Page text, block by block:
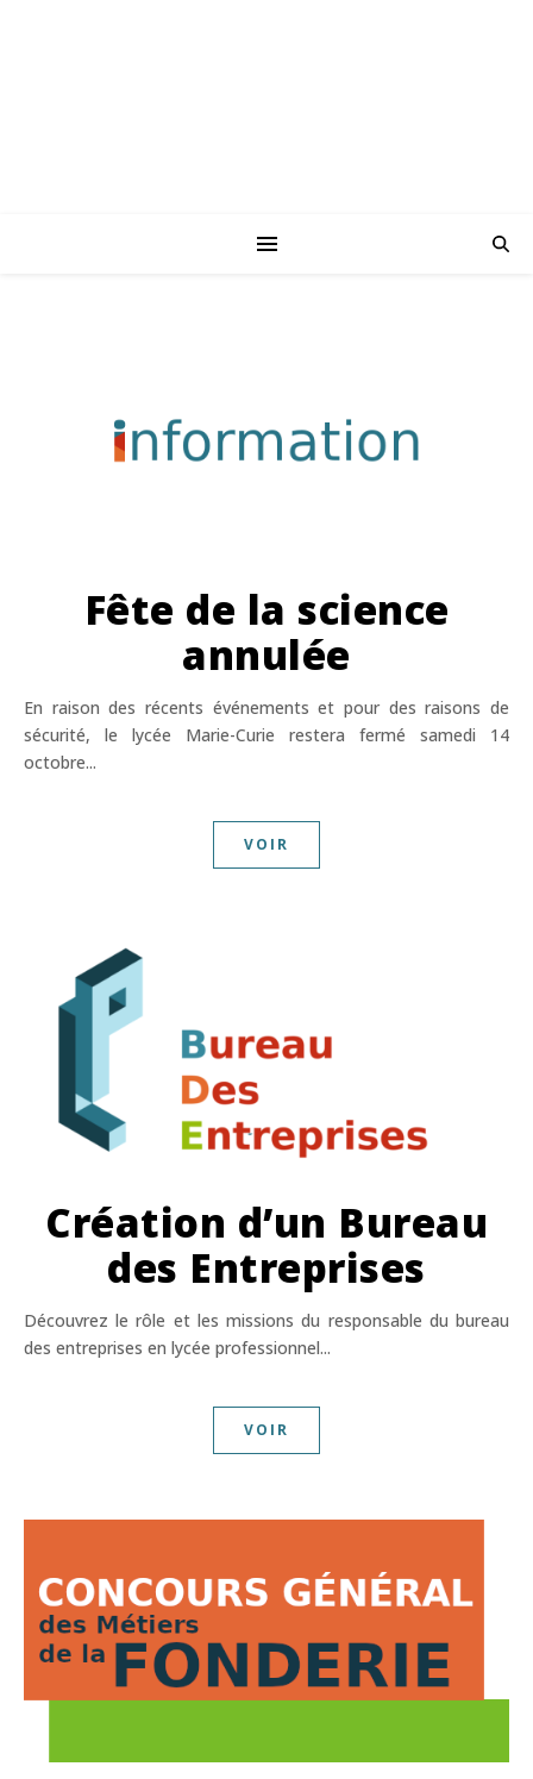
Fête de la science
annulée
En raison des récents événements et pour des raisons de
sécurité, le lycée Marie-Curie restera fermé samedi 14
octobre...
VOIR
Création d’un Bureau
des Entreprises
Découvrez le rôle et les missions du responsable du bureau
des entreprises en lycée professionnel...
VOIR